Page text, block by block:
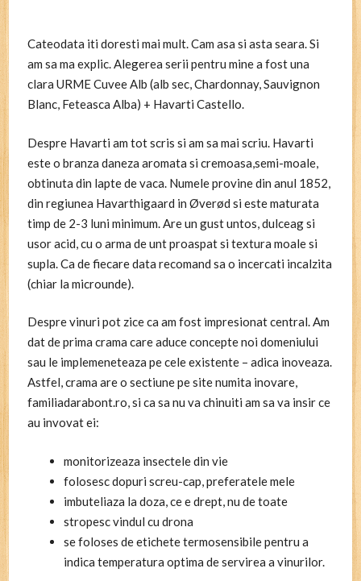
Cateodata iti doresti mai mult. Cam asa si asta seara. Si
am sa ma explic. Alegerea serii pentru mine a fost una
clara URME Cuvee Alb (alb sec, Chardonnay, Sauvignon
Blanc, Feteasca Alba) + Havarti Castello.
Despre Havarti am tot scris si am sa mai scriu. Havarti
este o branza daneza aromata si cremoasa,semi-moale,
obtinuta din lapte de vaca. Numele provine din anul 1852,
din regiunea Havarthigaard in Øverød si este maturata
timp de 2-3 luni minimum. Are un gust untos, dulceag si
usor acid, cu o arma de unt proaspat si textura moale si
supla. Ca de fiecare data recomand sa o incercati incalzita
(chiar la microunde).
Despre vinuri pot zice ca am fost impresionat central. Am
dat de prima crama care aduce concepte noi domeniului
sau le implemeneteaza pe cele existente – adica inoveaza.
Astfel, crama are o sectiune pe site numita inovare,
familiadarabont.ro, si ca sa nu va chinuiti am sa va insir ce
au invovat ei:
monitorizeaza insectele din vie
folosesc dopuri screu-cap, preferatele mele
imbuteliaza la doza, ce e drept, nu de toate
stropesc vindul cu drona
se foloses de etichete termosensibile pentru a
indica temperatura optima de servirea a vinurilor.